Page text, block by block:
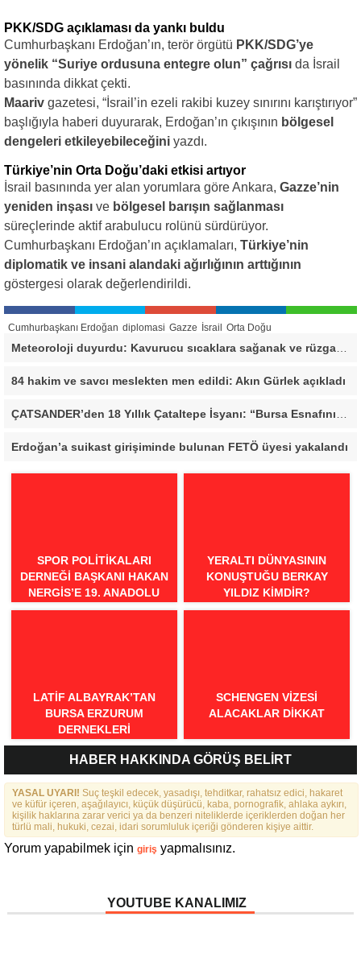
PKK/SDG açıklaması da yankı buldu
Cumhurbaşkanı Erdoğan’ın, terör örgütü PKK/SDG’ye
yönelik “Suriye ordusuna entegre olun” çağrısı da İsrail
basınında dikkat çekti.
Maariv gazetesi, “İsrail’in ezeli rakibi kuzey sınırını karıştırıyor”
başlığıyla haberi duyurarak, Erdoğan’ın çıkışının bölgesel
dengeleri etkileyebileceğini yazdı.
Türkiye’nin Orta Doğu’daki etkisi artıyor
İsrail basınında yer alan yorumlara göre Ankara, Gazze’nin
yeniden inşası ve bölgesel barışın sağlanması
süreçlerinde aktif arabulucu rolünü sürdürüyor.
Cumhurbaşkanı Erdoğan’ın açıklamaları, Türkiye’nin
diplomatik ve insani alandaki ağırlığının arttığının
göstergesi olarak değerlendirildi.
Cumhurbaşkanı Erdoğan diplomasi Gazze İsrail Orta Doğu
Meteoroloji duyurdu: Kavurucu sıcaklara sağanak ve rüzgar arası
84 hakim ve savcı meslekten men edildi: Akın Gürlek açıkladı
Erdoğan’a suikast girişiminde bulunan FETÖ üyesi yakalandı
SPOR POLITIKALARI
DERNEĞI BAŞKANI HAKAN
NERGIS’E 19. ANADOLU
SPOR ÖDÜLLERI’NDE
YERALTI DÜNYASININ
KONUŞTUĞU BERKAY
YILDIZ KIMDIR?
LATIF ALBAYRAK’TAN
BURSA ERZURUM
DERNEKLERI
FEDERASYONU İÇIN 25
MADDELIK BÜYÜK VIZYON:
“DAHA GÜÇLÜ, DAHA ETKIN,
DAHA KAPSAYICI BIR
FEDERASYON İÇIN YOLA
ÇIKTIK”
SCHENGEN VİZESİ
ALACAKLAR DİKKAT
HABER HAKKINDA GÖRÜŞ BELİRT
YASAL UYARI! Suç teşkil edecek, yasadışı, tehditkar, rahatsız edici, hakaret
ve küfür içeren, aşağılayıcı, küçük düşürücü, kaba, pornografik, ahlaka aykırı,
kişilik haklarına zarar verici ya da benzeri niteliklerde içeriklerden doğan her
türlü mali, hukuki, cezai, idari sorumluluk içeriği gönderen kişiye aittir.
Yorum yapabilmek için giriş yapmalısınız.
YOUTUBE KANALIMIZ